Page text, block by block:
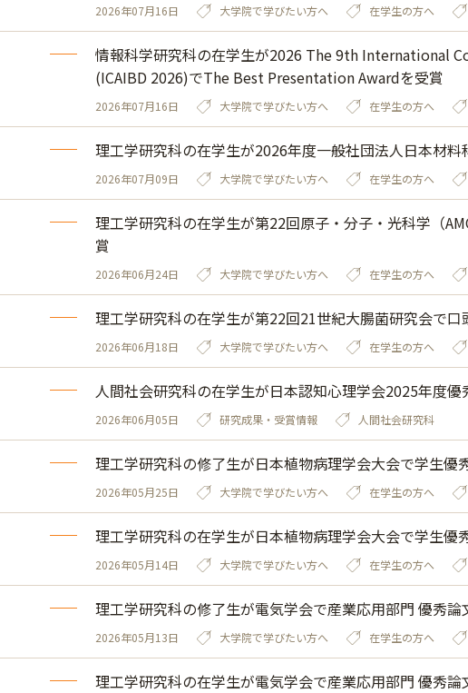
2026年07月16日 大学院で学びたい方へ 在学生の方へ
情報科学研究科の在学生が2026 The 9th International
(ICAIBD 2026)でThe Best Presentation Awardを受賞
2026年07月16日 大学院で学びたい方へ 在学生の方へ
理工学研究科の在学生が2026年度一般社団法人日本材
2026年07月09日 大学院で学びたい方へ 在学生の方へ
理工学研究科の在学生が第22回原子・分子・光科学（
賞
2026年06月24日 大学院で学びたい方へ 在学生の方へ
理工学研究科の在学生が第22回21世紀大腸菌研究会で
2026年06月18日 大学院で学びたい方へ 在学生の方へ
人間社会研究科の在学生が日本認知心理学会2025年度優
2026年06月05日 研究成果・受賞情報 人間社会研究科
理工学研究科の修了生が日本植物病理学会大会で学生優
2026年05月25日 大学院で学びたい方へ 在学生の方へ
理工学研究科の在学生が日本植物病理学会大会で学生優
2026年05月14日 大学院で学びたい方へ 在学生の方へ
理工学研究科の修了生が電気学会で産業応用部門 優秀論
2026年05月13日 大学院で学びたい方へ 在学生の方へ
理工学研究科の在学生が電気学会で産業応用部門 優秀論